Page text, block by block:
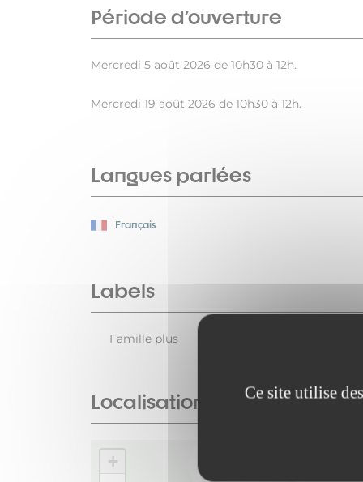
Ce site utilise
Période d'ouverture
Mercredi 5 août 2026 de 10h30 à 12h.
Mercredi 19 août 2026 de 10h30 à 12h.
Langues parlées
Français
Labels
Famille plus
Localisation
+